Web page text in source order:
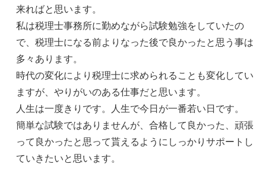
来ればと思います。
私は税理士事務所に勤めながら試験勉強をしていたの
で、税理士になる前よりなった後で良かったと思う事は
多々あります。
時代の変化により税理士に求められることも変化してい
ますが、やりがいのある仕事だと思います。
人生は一度きりです。人生で今日が一番若い日です。
簡単な試験ではありませんが、合格して良かった、頑張
って良かったと思って貰えるようにしっかりサポートし
ていきたいと思います。